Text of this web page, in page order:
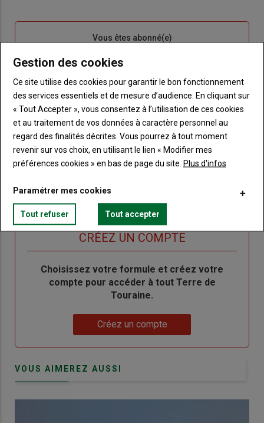
titre
Vous êtes abonné(e)
Body
Connectez-vous à votre compte pour profiter
de votre abonnement
Lien
"Créer
un
nouveau
Créer un nouveau compte
Lien
"Réinitialiser
votre
Réinitialiser votre mot de passe
Je me connecte
Sous-
titre
Vous n'êtes pas abonné(e)
CRÉEZ UN COMPTE
BodyChoisissez votre formule et créez votre
compte pour accéder à tout Terre de
Touraine.
Créez un compte
VOUS AIMEREZ AUSSI
Gestion des cookies
Ce site utilise des cookies pour garantir le bon fonctionnement
des services essentiels et de mesure d’audience. En cliquant sur
« Tout Accepter », vous consentez à l’utilisation de ces cookies
et au traitement de vos données à caractère personnel au
regard des finalités décrites. Vous pourrez à tout moment
revenir sur vos choix, en utilisant le lien « Modifier mes
préférences cookies » en bas de page du site. Plus d'infos
Paramétrer mes cookies
Tout refuser Tout accepter